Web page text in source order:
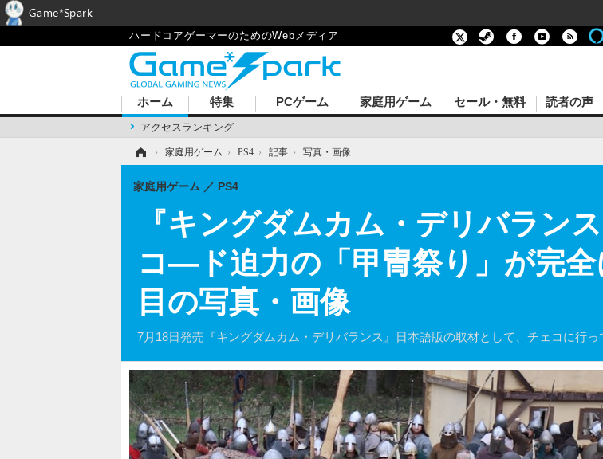
ハードコアゲーマーのためのWebメディア
ホーム
アクセスランキング
特集 PCゲーム 家庭用ゲーム セール・無料 読者の声
› 家庭用ゲーム › PS4 › 記事 › 写真・画像
『キングダムカム・デリバラン
コ―ド迫力の「甲冑祭り」が完
目の写真・画像
7月18日発売『キングダムカム・デリバランス』日本語版の取材として、チェコに行っ
家庭用ゲーム PS4
Game*Spark